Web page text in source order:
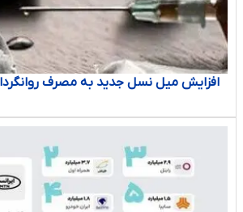
افزایش میل نسل جدید به مصرف